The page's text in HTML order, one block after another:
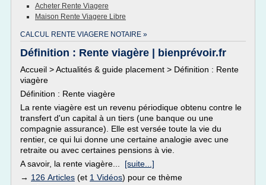
Acheter Rente Viagere
Maison Rente Viagere Libre
CALCUL RENTE VIAGERE NOTAIRE »
Définition : Rente viagère | bienprévoir.fr
Accueil > Actualités & guide placement > Définition : Rente
viagère
Définition : Rente viagère
La rente viagère est un revenu périodique obtenu contre le
transfert d'un capital à un tiers (une banque ou une
compagnie assurance). Elle est versée toute la vie du
rentier, ce qui lui donne une certaine analogie avec une
retraite ou avec certaines pensions à vie.
A savoir, la rente viagère... [suite...]
→ 126 Articles (et 1 Vidéos) pour ce thème